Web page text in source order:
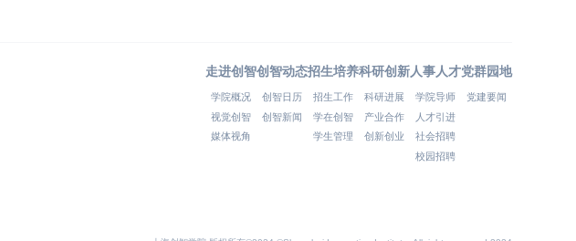
走进创智
学院概况
视觉创智
媒体视角
创智动态
创智日历
创智新闻
招生培养
招生工作
学在创智
学生管理
科研创新
科研进展
产业合作
创新创业
人事人才
学院导师
人才引进
社会招聘
校园招聘
党群园地
党建要闻